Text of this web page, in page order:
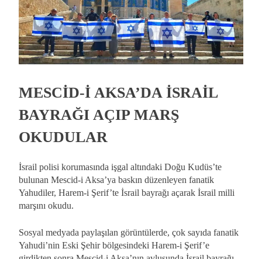
MESCİD-İ AKSA’DA İSRAİL
BAYRAĞI AÇIP MARŞ
OKUDULAR
İsrail polisi korumasında işgal altındaki Doğu Kudüs’te
bulunan Mescid-i Aksa’ya baskın düzenleyen fanatik
Yahudiler, Harem-i Şerif’te İsrail bayrağı açarak İsrail milli
marşını okudu.
Sosyal medyada paylaşılan görüntülerde, çok sayıda fanatik
Yahudi’nin Eski Şehir bölgesindeki Harem-i Şerif’e